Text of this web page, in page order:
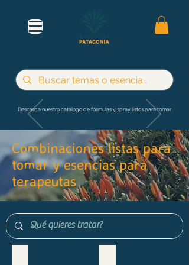
Descarga nuestro catálogo de fórmulas y spray listos para tomar
Combinaciones listas para
tomar y esencias para
terapeutas